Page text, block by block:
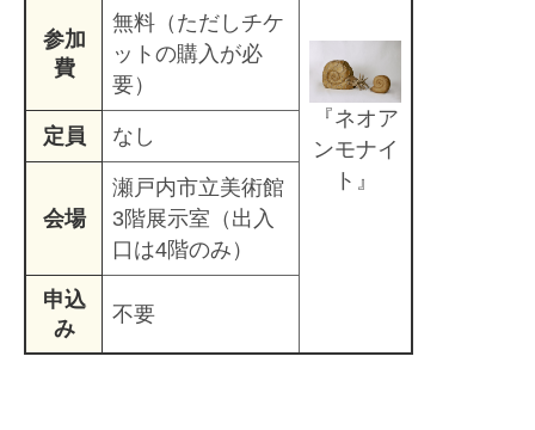
​『ネオア
ンモナイ
ト』
参加
費
無料（ただしチケ
ットの購入が必
要）
定員 なし
会場
瀬戸内市立美術館
3階展示室（出入
口は4階のみ）
申込
み
不要